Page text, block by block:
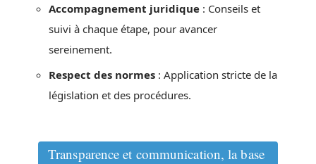
Accompagnement juridique : Conseils et
suivi à chaque étape, pour avancer
sereinement.
Respect des normes : Application stricte de la
législation et des procédures.
Transparence et communication, la base